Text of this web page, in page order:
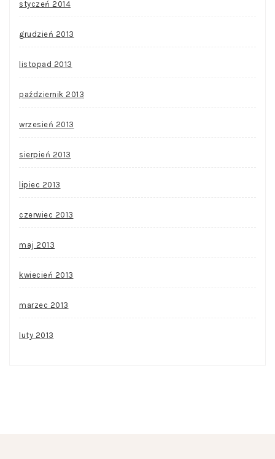
styczeń 2014
grudzień 2013
listopad 2013
październik 2013
wrzesień 2013
sierpień 2013
lipiec 2013
czerwiec 2013
maj 2013
kwiecień 2013
marzec 2013
luty 2013